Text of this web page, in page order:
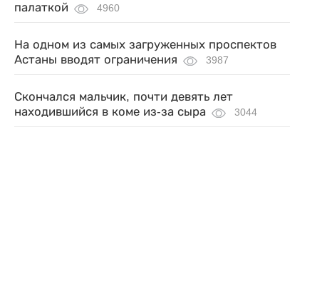
палаткой
4960
На одном из самых загруженных проспектов
Астаны вводят ограничения
3987
Скончался мальчик, почти девять лет
находившийся в коме из-за сыра
3044